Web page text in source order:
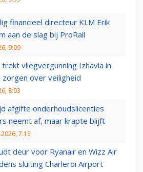
financieel directeur KLM Erik
aan de slag bij ProRail
9:09
trekt vliegvergunning Izhavia in
over veiligheid
8:03
afgifte onderhoudslicenties
neemt af, maar krapte blijft
7:15
deur voor Ryanair en Wizz Air
sluiting Charleroi Airport